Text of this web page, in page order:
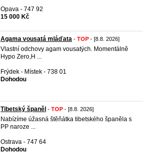
Opava - 747 92
15 000 Kč
Agama vousatá mláďata - TOP - [8.8. 2026]
Vlastní odchovy agam vousatých. Momentálně
Hypo Zero,H ...
Frýdek - Místek - 738 01
Dohodou
Tibetský španěl - TOP - [8.8. 2026]
Nabízíme úžasná štěňátka tibetského španěla s
PP naroze ...
Ostrava - 747 64
Dohodou